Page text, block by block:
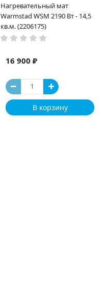
Нагревательный мат
Warmstad WSM 2190 Вт - 14,5
кв.м. (2206175)
16 900 ₽
В корзину